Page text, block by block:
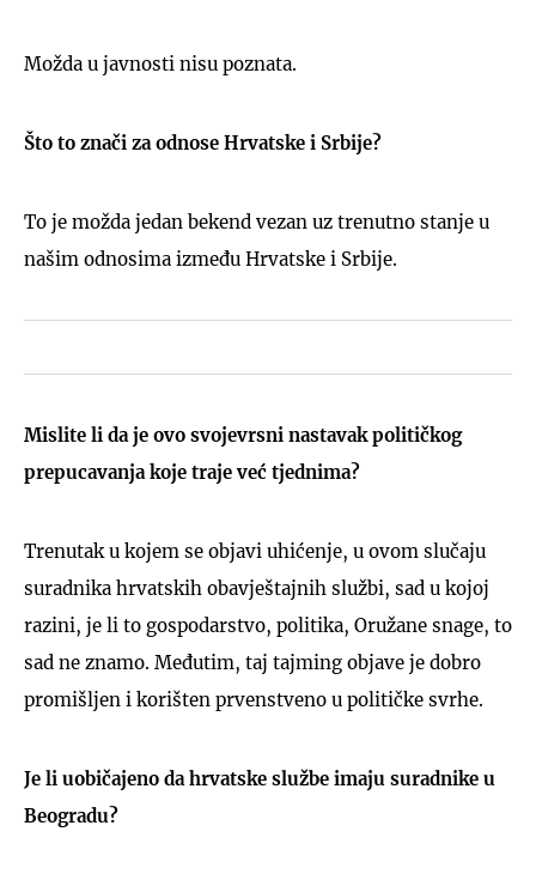
Možda u javnosti nisu poznata.
Što to znači za odnose Hrvatske i Srbije?
To je možda jedan bekend vezan uz trenutno stanje u
našim odnosima između Hrvatske i Srbije.
Mislite li da je ovo svojevrsni nastavak političkog
prepucavanja koje traje već tjednima?
Trenutak u kojem se objavi uhićenje, u ovom slučaju
suradnika hrvatskih obavještajnih službi, sad u kojoj
razini, je li to gospodarstvo, politika, Oružane snage, to
sad ne znamo. Međutim, taj tajming objave je dobro
promišljen i korišten prvenstveno u političke svrhe.
Je li uobičajeno da hrvatske službe imaju suradnike u
Beogradu?